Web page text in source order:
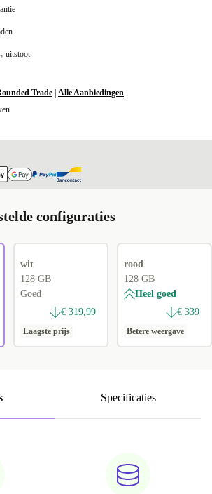
uitstoot
Trade Alle Aanbiedingen
configuraties
wit
128 GB
Goed
€ 319,99
Laagste prijs
rood
128 GB
Heel goed
€ 339
Betere weergave
Specificaties